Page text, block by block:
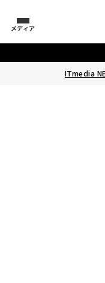
メディア
ITmedia